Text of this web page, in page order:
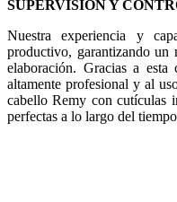
SUPERVISIÓN Y
Nuestra experiencia y
productivo, garantizando un
elaboración. Gracias a esta
altamente profesional y al
cabello Remy con cutículas
perfectas a lo largo del